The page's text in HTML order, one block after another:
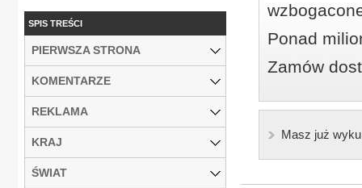
Ponad
Zamów
Masz już
SPIS TREŚCI
PIERWSZA STRONA
KOMENTARZE
REKLAMA
KRAJ
ŚWIAT